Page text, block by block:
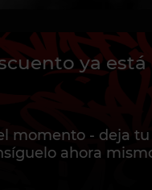
ya
momento - deja
ahora